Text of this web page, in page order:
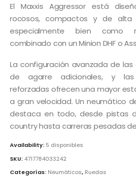
El Maxxis Aggressor está
rocosos, compactos y de alta
especialmente bien como
combinado con un Minion DHF o
La configuración avanzada de
de agarre adicionales, y las
reforzadas ofrecen una mayor
a gran velocidad. Un neumático
destaca en todo, desde pistas
country hasta carreras pesadas
Availability: 5 disponibles
SKU: 4717784033242
Categorías: Neumáticos, Ruedas